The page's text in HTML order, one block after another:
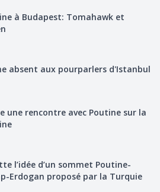
à Budapest: Tomahawk et
absent aux pourparlers d'Istanbul
une rencontre avec Poutine sur la
l’idée d’un sommet Poutine-
Erdogan proposé par la Turquie